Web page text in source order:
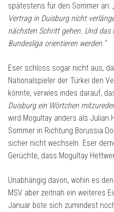
spätestens für den Sommer an:
Vertrag in Duisburg nicht
nächsten Schritt gehen. Und das
Bundesliga orientieren werden.“
Eser schloss sogar nicht aus,
Nationalspieler der Türkei den
könnte, verwies indes darauf,
Duisburg ein Wörtchen
wird Mogultay anders als Julian
Sommer in Richtung Borussia
sicher nicht wechseln. Eser
Gerüchte, dass Mogultay
Unabhängig davon, wohin es
MSV aber zeitnah ein weiteres
Januar böte sich zumindest